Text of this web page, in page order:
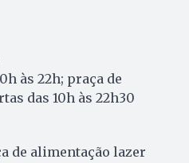
às 22h; praça de
das 10h às 22h30
de alimentação lazer